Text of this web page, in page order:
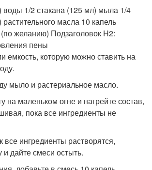
воды 1/2 стакана (125 мл) мыла 1/4
масла 10 капель
желанию) Подзаголовок H2:
пены
емкость, которую можно ставить на
мыло и растериальное масло.
на маленьком огне и нагрейте состав,
пока все ингредиенты не
все ингредиенты растворятся,
дайте смеси остыть.